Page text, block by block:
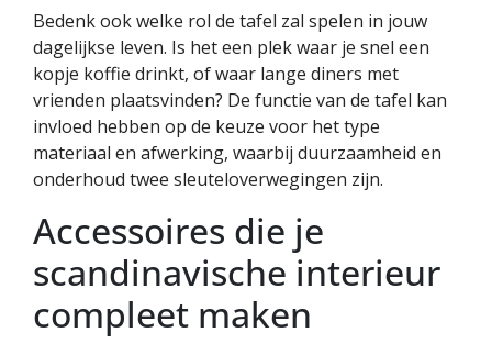
Bedenk ook welke rol de tafel zal spelen in jouw
dagelijkse leven. Is het een plek waar je snel een
kopje koffie drinkt, of waar lange diners met
vrienden plaatsvinden? De functie van de tafel kan
invloed hebben op de keuze voor het type
materiaal en afwerking, waarbij duurzaamheid en
onderhoud twee sleuteloverwegingen zijn.
Accessoires die je
scandinavische interieur
compleet maken